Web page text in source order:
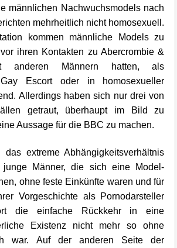
männlichen Nachwuchsmodels nach
mehrheitlich nicht homosexuell.
kommen männliche Models zu
ihren Kontakten zu Abercrombie &
anderen Männern hatten, als
Gay Escort oder in homosexueller
Allerdings haben sich nur drei von
getraut, überhaupt im Bild zu
Aussage für die BBC zu machen.
extreme Abhängigkeitsverhältnis
junge Männer, die sich eine Model-
ohne feste Einkünfte waren und für
Vorgeschichte als Pornodarsteller
die einfache Rückkehr in eine
Existenz nicht mehr so ohne
war. Auf der anderen Seite der